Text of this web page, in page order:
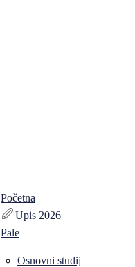
Početna
Upis 2026
Pale
Osnovni studij